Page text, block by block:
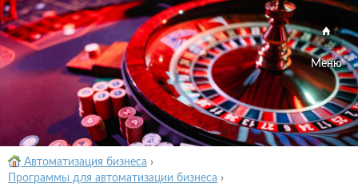
Меню
Автоматизация бизнеса ›
Программы для автоматизации бизнеса ›